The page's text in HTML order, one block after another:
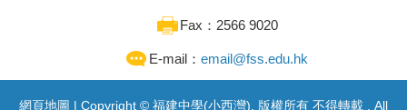
Fax：2566 9020
E-mail： email@fss.edu.hk
網頁地圖 | Copyright © 福建中學(小西灣). 版權所有 不得轉載 . All